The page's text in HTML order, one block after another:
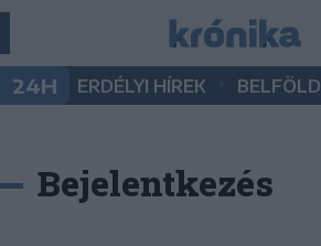
24H ERDÉLYI HÍREK BELFÖLD
Bejelentkezés